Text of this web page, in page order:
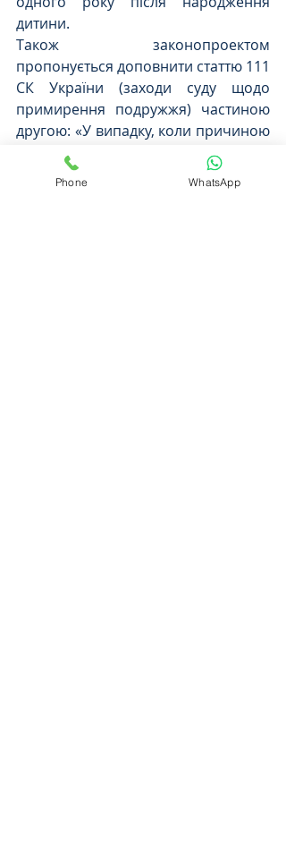
дитини.
Також законопроектом
пропонується доповнити статтю 111
СК України (заходи суду щодо
примирення подружжя) частиною
другою: «У випадку, коли причиною
розірвання шлюбу є ознаки
вчинення домашнього насильства,
незалежно від результатів розгляду
Phone WhatsApp